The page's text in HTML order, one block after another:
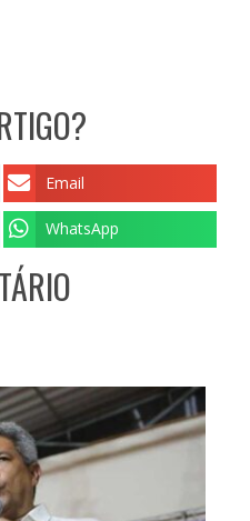
Email
WhatsApp